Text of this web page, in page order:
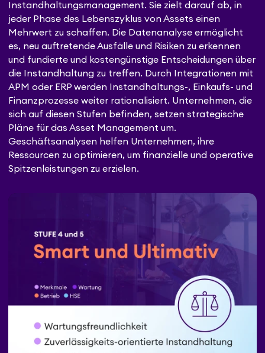
Instandhaltungsmanagement. Sie zielt darauf ab, in
jeder Phase des Lebenszyklus von Assets einen
Mehrwert zu schaffen. Die Datenanalyse ermöglicht
es, neu auftretende Ausfälle und Risiken zu erkennen
und fundierte und kostengünstige Entscheidungen über
die Instandhaltung zu treffen. Durch Integrationen mit
APM oder ERP werden Instandhaltungs-, Einkaufs- und
Finanzprozesse weiter rationalisiert. Unternehmen, die
sich auf diesen Stufen befinden, setzen strategische
Pläne für das Asset Management um.
Geschäftsanalysen helfen Unternehmen, ihre
Ressourcen zu optimieren, um finanzielle und operative
Spitzenleistungen zu erzielen.